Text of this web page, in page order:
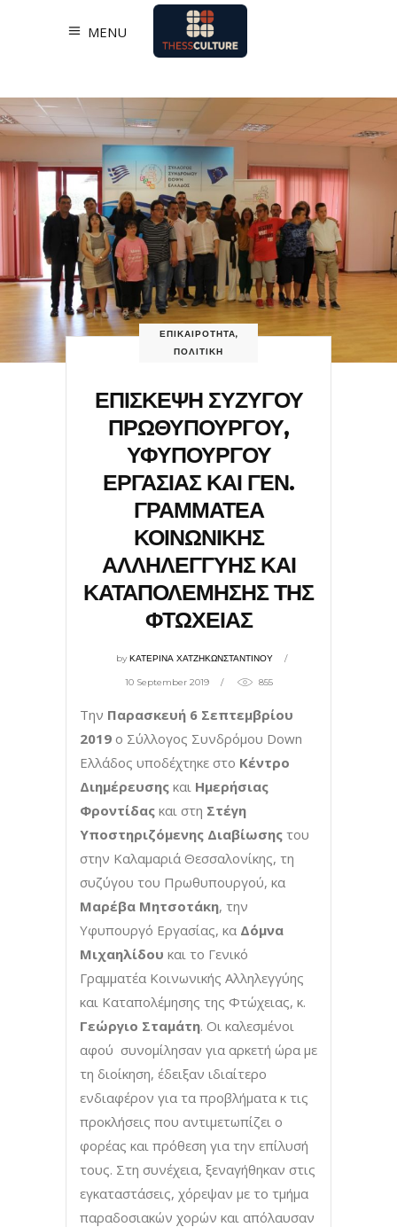
MENU
ΕΠΙΚΑΙΡΟΤΗΤΑ,
ΠΟΛΙΤΙΚΗ
ΕΠΙΣΚΕΨΗ ΣΥΖΥΓΟΥ
ΠΡΩΘΥΠΟΥΡΓΟΥ,
ΥΦΥΠΟΥΡΓΟΥ
ΕΡΓΑΣΙΑΣ ΚΑΙ ΓΕΝ.
ΓΡΑΜΜΑΤΕΑ
ΚΟΙΝΩΝΙΚΗΣ
ΑΛΛΗΛΕΓΓΥΗΣ ΚΑΙ
ΚΑΤΑΠΟΛΕΜΗΣΗΣ ΤΗΣ
ΦΤΩΧΕΙΑΣ
byΚΑΤΕΡΙΝΑ ΧΑΤΖΗΚΩΝΣΤΑΝΤΙΝΟΥ
10 September 2019 855
Την Παρασκευή 6 Σεπτεμβρίου
2019 o Σύλλογος Συνδρόμου Down
Ελλάδος υποδέχτηκε στο Κέντρο
Διημέρευσης και Ημερήσιας
Φροντίδας και στη Στέγη
Υποστηριζόμενης Διαβίωσης του
στην Καλαμαριά Θεσσαλονίκης, τη
συζύγου του Πρωθυπουργού, κα
Μαρέβα Μητσοτάκη, την
Υφυπουργό Εργασίας, κα Δόμνα
Μιχαηλίδου και το Γενικό
Γραμματέα Κοινωνικής Αλληλεγγύης
και Καταπολέμησης της Φτώχειας, κ.
Γεώργιο Σταμάτη. Οι καλεσμένοι
αφού συνομίλησαν για αρκετή ώρα με
τη διοίκηση, έδειξαν ιδιαίτερο
ενδιαφέρον για τα προβλήματα κ τις
προκλήσεις που αντιμετωπίζει ο
φορέας και πρόθεση για την επίλυσή
τους. Στη συνέχεια, ξεναγήθηκαν στις
εγκαταστάσεις, χόρεψαν με το τμήμα
παραδοσιακών χορών και απόλαυσαν